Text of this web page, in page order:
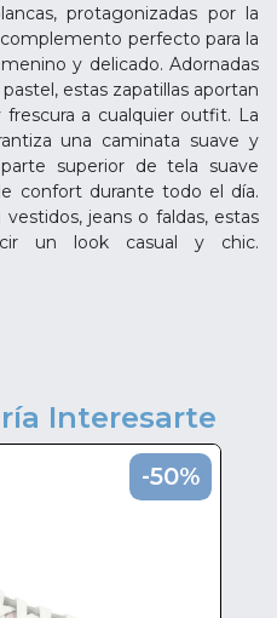
protagonizadas por la
perfecto para la
y delicado. Adornadas
estas zapatillas aportan
a cualquier outfit. La
una caminata suave y
superior de tela suave
confort durante todo el día.
jeans o faldas, estas
un look casual y chic.
Interesarte
-50%